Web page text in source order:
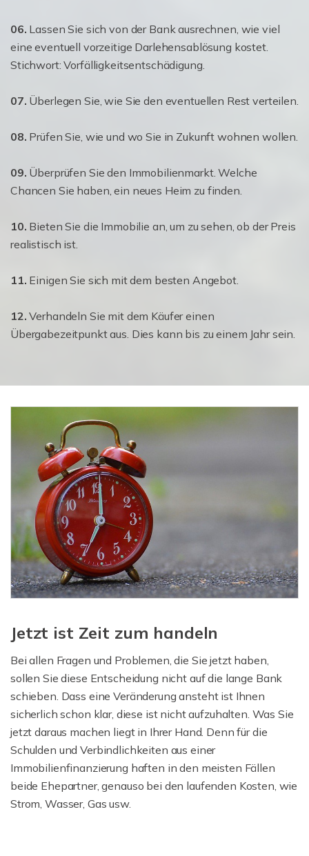
06. Lassen Sie sich von der Bank ausrechnen, wie viel
eine eventuell vorzeitige Darlehensablösung kostet.
Stichwort: Vorfälligkeitsentschädigung.
07. Überlegen Sie, wie Sie den eventuellen Rest verteilen.
08. Prüfen Sie, wie und wo Sie in Zukunft wohnen wollen.
09. Überprüfen Sie den Immobilienmarkt. Welche
Chancen Sie haben, ein neues Heim zu finden.
10. Bieten Sie die Immobilie an, um zu sehen, ob der Preis
realistisch ist.
11. Einigen Sie sich mit dem besten Angebot.
12. Verhandeln Sie mit dem Käufer einen
Übergabezeitpunkt aus. Dies kann bis zu einem Jahr sein.
Jetzt ist Zeit zum handeln
Bei allen Fragen und Problemen, die Sie jetzt haben,
sollen Sie diese Entscheidung nicht auf die lange Bank
schieben. Dass eine Veränderung ansteht ist Ihnen
sicherlich schon klar, diese ist nicht aufzuhalten. Was Sie
jetzt daraus machen liegt in Ihrer Hand. Denn für die
Schulden und Verbindlichkeiten aus einer
Immobilienfinanzierung haften in den meisten Fällen
beide Ehepartner, genauso bei den laufenden Kosten, wie
Strom, Wasser, Gas usw.